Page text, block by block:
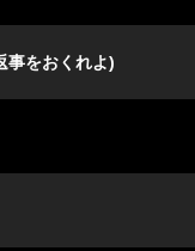
事をおくれよ)